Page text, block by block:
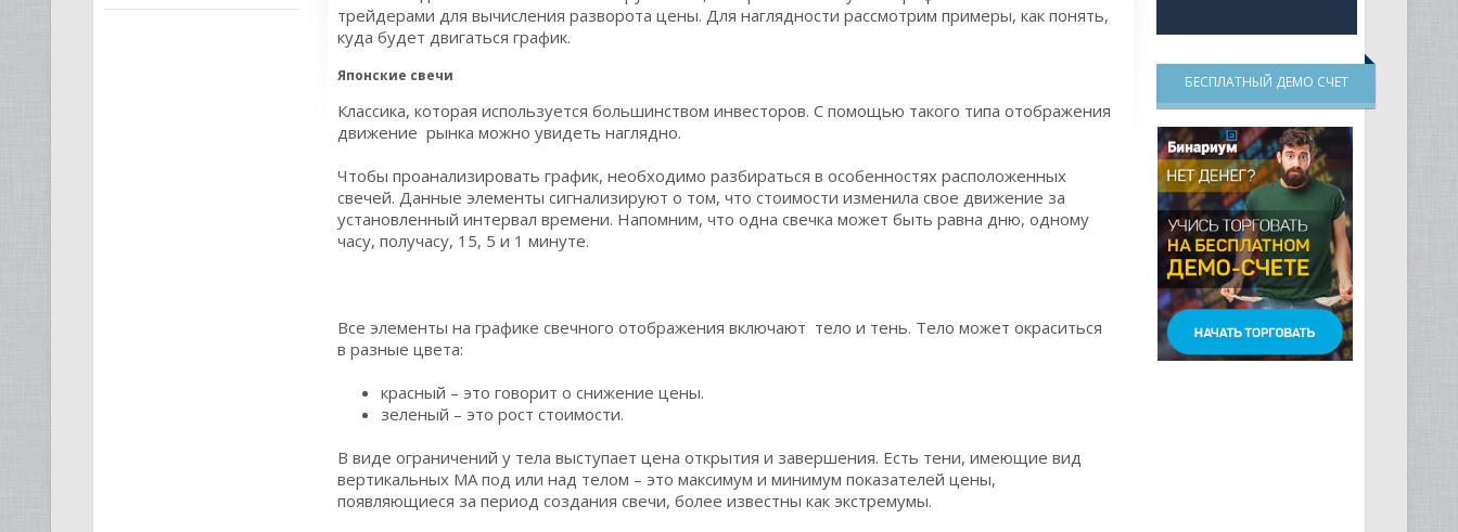
трейдерами для вычисления разворота цены. Для наглядности рассмотрим примеры, как понять,
куда будет двигаться график.
Японские свечи
Классика, которая используется большинством инвесторов. С помощью такого типа отображения
движение рынка можно увидеть наглядно.
Чтобы проанализировать график, необходимо разбираться в особенностях расположенных
свечей. Данные элементы сигнализируют о том, что стоимости изменила свое движение за
установленный интервал времени. Напомним, что одна свечка может быть равна дню, одному
часу, получасу, 15, 5 и 1 минуте.
Все элементы на графике свечного отображения включают тело и тень. Тело может окраситься
в разные цвета:
красный – это говорит о снижение цены.
зеленый – это рост стоимости.
В виде ограничений у тела выступает цена открытия и завершения. Есть тени, имеющие вид
вертикальных МА под или над телом – это максимум и минимум показателей цены,
появляющиеся за период создания свечи, более известны как экстремумы.
БЕСПЛАТНЫЙ ДЕМО СЧЕТ